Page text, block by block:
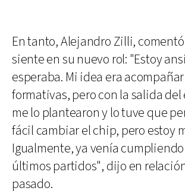
En tanto, Alejandro Zilli,
siente en su nuevo rol: "Estoy
esperaba. Mi idea era
formativas, pero con la salida
me lo plantearon y lo tuve que
fácil cambiar el chip, pero estoy
Igualmente, ya venía cumpliendo
últimos partidos", dijo en
pasado.